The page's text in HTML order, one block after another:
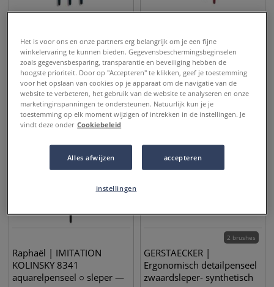
GERSTAECKER | KAZALON
aquarelpenseel ○
zwaardsleper — synthetisch
haar4,95€
da Vinci | COMSOTOP SPIN
serie 5587, type zwaard
vanaf 24,95€
Raphaël | IMITATION
KOLINSKY 8341
aquarelpenseel ○ sleper —
2 brushes
GERSTAECKER |
Ergonomisch detailpenseel
zwaardsleper- synthetisch
Het is voor ons en onze partners erg belangrijk om je een fijne
winkelervaring te kunnen bieden. Gegevensbeschermingsbeginselen
zoals gegevensbesparing, transparantie en beveiliging hebben de
hoogste prioriteit. Door op "Accepteren" te klikken, geef je toestemming
voor het opslaan van cookies op je apparaat om de navigatie van de
website te verbeteren, het gebruik van de website te analyseren en onze
marketinginspanningen te ondersteunen. Natuurlijk kun je je
toestemming op elk moment wijzigen of intrekken in de instellingen. Je
vindt deze onder Cookiebeleid
Alles afwijzen accepteren
instellingen